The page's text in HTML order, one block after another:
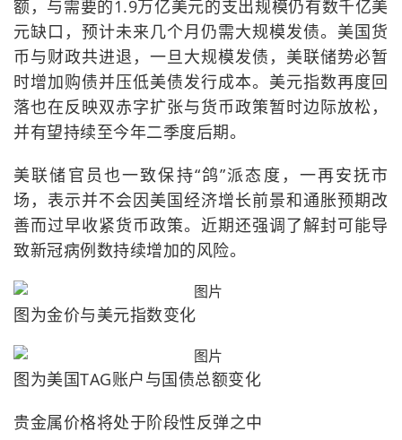
额，与需要的1.9万亿美元的支出规模仍有数千亿美
元缺口，预计未来几个月仍需大规模发债。美国货
币与财政共进退，一旦大规模发债，美联储势必暂
时增加购债并压低美债发行成本。美元指数再度回
落也在反映双赤字扩张与货币政策暂时边际放松，
并有望持续至今年二季度后期。
美联储官员也一致保持“鸽”派态度，一再安抚市
场，表示并不会因美国经济增长前景和通胀预期改
善而过早收紧货币政策。近期还强调了解封可能导
致新冠病例数持续增加的风险。
图为金价与美元指数变化
图为美国TAG账户与国债总额变化
贵金属价格将处于阶段性反弹之中